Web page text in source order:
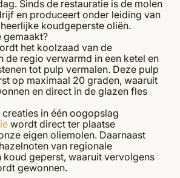
Sinds de restauratie is de molen
en produceert onder leiding van
koudgeperste oliën.
gemaakt?
het koolzaad van de
de regio verwarmd in een ketel en
tot pulp vermalen. Deze pulp
op maximaal 20 graden, waaruit
en direct in de glazen fles
in één oogopslag
wordt direct ter plaatse
eigen oliemolen. Daarnaast
van regionale
koud geperst, waaruit vervolgens
gewonnen.